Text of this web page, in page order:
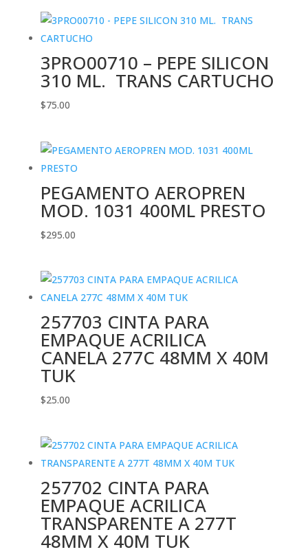
3PRO00710 – PEPE SILICON
310 ML. TRANS CARTUCHO
$75.00
PEGAMENTO AEROPREN
MOD. 1031 400ML PRESTO
$295.00
257703 CINTA PARA
EMPAQUE ACRILICA
CANELA 277C 48MM X 40M
TUK
$25.00
257702 CINTA PARA
EMPAQUE ACRILICA
TRANSPARENTE A 277T
48MM X 40M TUK